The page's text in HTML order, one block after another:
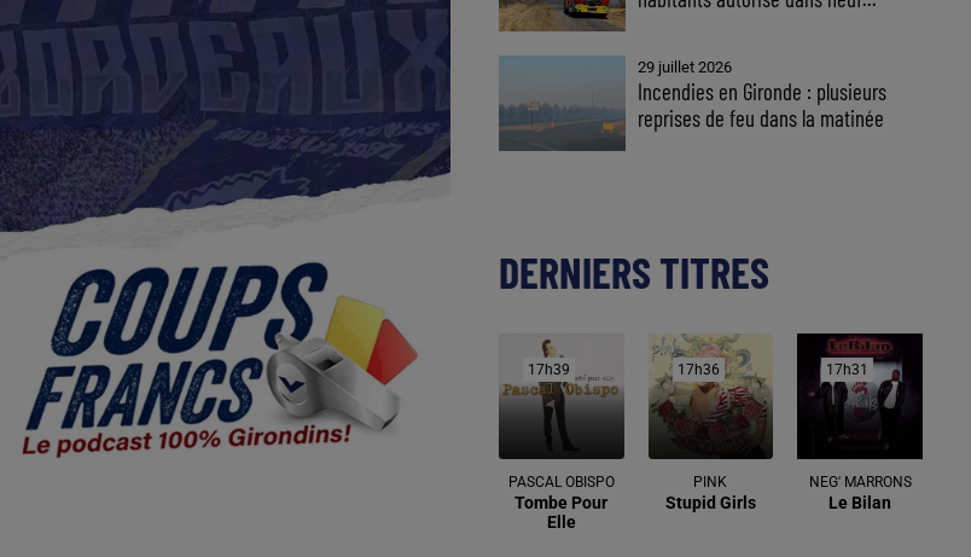
29 juillet 2026
Incendies en Gironde : plusieurs
reprises de feu dans la matinée
DERNIERS TITRES
17h39
17h39
PASCAL OBISPO
Tombe Pour
Elle
17h36
17h36
PINK
Stupid Girls
17h31
17h31
NEG' MARRONS
Le Bilan